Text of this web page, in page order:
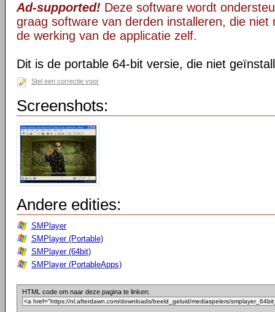
Ad-supported! Deze software wordt
graag software van derden installeren, die niet
de werking van de applicatie zelf.
Dit is de portable 64-bit versie, die niet
Stel een correctie voor
Screenshots:
Andere edities:
SMPlayer
SMPlayer (Portable)
SMPlayer (64bit)
SMPlayer (PortableApps)
HTML code om naar deze pagina te linken: